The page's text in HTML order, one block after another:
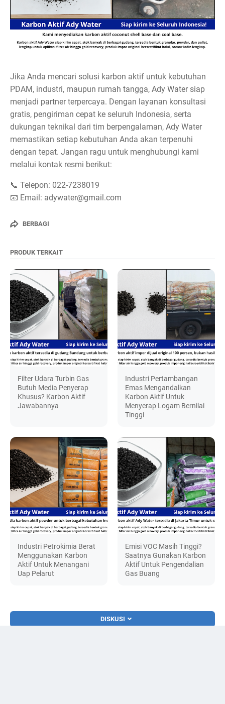
Jika Anda mencari solusi karbon aktif untuk kebutuhan
PDAM, industri, maupun rumah tangga, Ady Water siap
menjadi partner terpercaya. Dengan layanan konsultasi
gratis, pengiriman cepat ke seluruh Indonesia, serta
dukungan teknikal dari tim berpengalaman, Ady Water
memastikan setiap kebutuhan Anda akan terpenuhi
dengan tepat. Jangan ragu untuk menghubungi kami
melalui kontak resmi berikut:
📞 Telepon: 022-7238019
📧 Email: adywater@gmail.com
BERBAGI
PRODUK TERKAIT
Filter Udara Turbin Gas
Butuh Media Penyerap
Khusus? Karbon Aktif
Jawabannya
Industri Pertambangan
Emas Mengandalkan
Karbon Aktif Untuk
Menyerap Logam Bernilai
Tinggi
Industri Petrokimia Berat
Menggunakan Karbon
Aktif Untuk Menangani
Uap Pelarut
Emisi VOC Masih Tinggi?
Saatnya Gunakan Karbon
Aktif Untuk Pengendalian
Gas Buang
DISKUSI